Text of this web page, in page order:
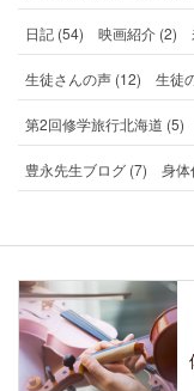
日記 (54) 映画紹介 (2)
生徒さんの声 (12) 生徒
第2回修学旅行北海道 (5)
豊永先生ブログ (7) 身体